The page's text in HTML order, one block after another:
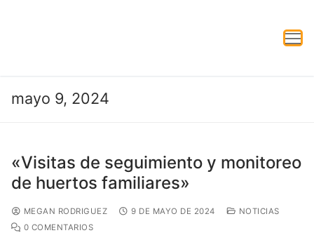
mayo 9, 2024
«Visitas de seguimiento y monitoreo
de huertos familiares»
MEGAN RODRIGUEZ 9 DE MAYO DE 2024
NOTICIAS
0 COMENTARIOS